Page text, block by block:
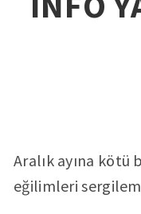
Aralık ayına kötü
eğilimleri